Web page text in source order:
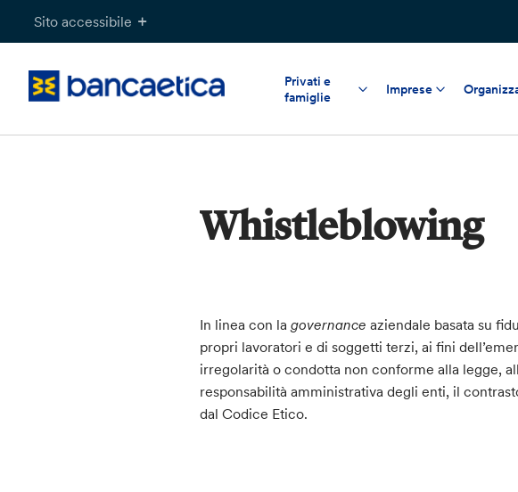
Sito accessibile
Privati e
famiglie
Imprese
Whistleblowing
In linea con lagovernanceaziendale basata su
propri lavoratori e di soggetti terzi, ai fini
irregolarità o condotta non conforme alla legge,
responsabilità amministrativa degli enti, il
dal Codice Etico.